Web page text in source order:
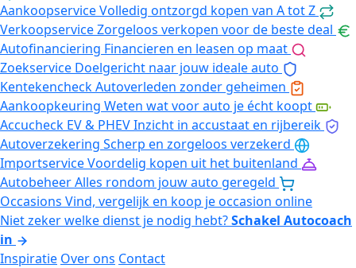
AankoopserviceVolledig ontzorgd kopen van A tot Z
VerkoopserviceZorgeloos verkopen voor de beste deal
Autofinanciering Financieren en leasen op maat
Zoekservice Doelgericht naar jouw ideale auto
KentekencheckAutoverleden zonder geheimen
Aankoopkeuring Weten wat voor auto je écht koopt
Accucheck EV & PHEVInzicht in accustaat en rijbereik
Autoverzekering Scherp en zorgeloos verzekerd
ImportserviceVoordelig kopen uit het buitenland
AutobeheerAlles rondom jouw auto geregeld
Occasions Vind, vergelijk en koop je occasion online
Niet zeker welke dienst je nodig hebt?Schakel Autocoach
in
Inspiratie Over ons Contact